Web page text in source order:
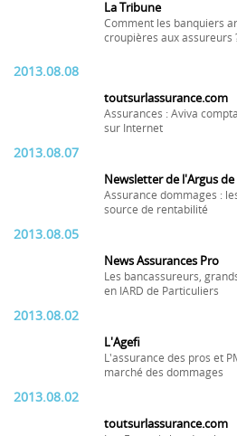
La Tribune
Comment les banquiers
croupières aux assureurs
2013.08.08
toutsurlassurance.com
Assurances : Aviva
sur Internet
2013.08.07
Newsletter de l'Argus de
Assurance dommages :
source de rentabilité
2013.08.05
News Assurances Pro
Les bancassureurs,
en IARD de Particuliers
2013.08.02
L'Agefi
L'assurance des pros et
marché des dommages
2013.08.02
toutsurlassurance.com